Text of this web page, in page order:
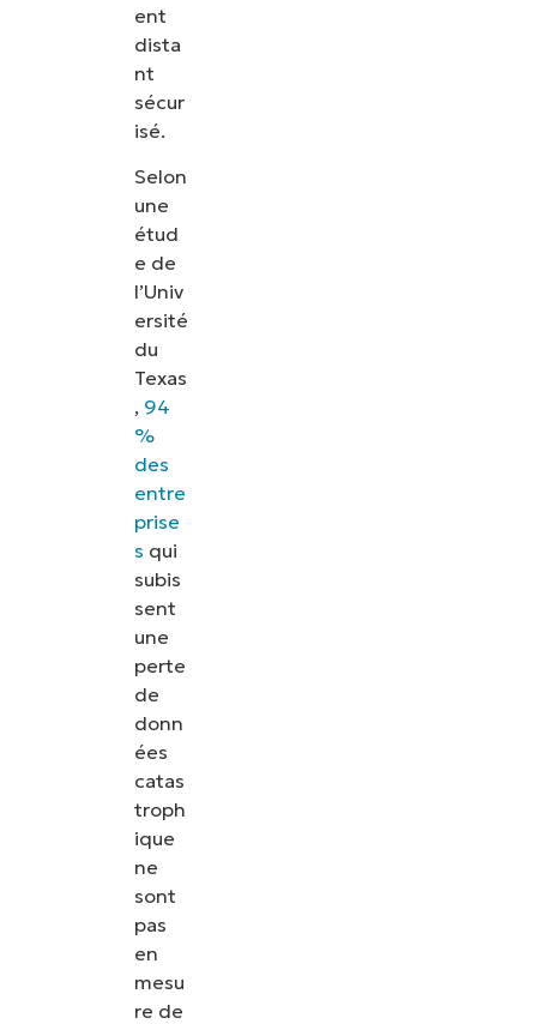
ent
dista
nt
sécur
isé.
Selon
une
étud
e de
l’Univ
ersité
du
Texas
, 94
%
des
entre
prise
s qui
subis
sent
une
perte
de
donn
ées
catas
troph
ique
ne
sont
pas
en
mesu
re de